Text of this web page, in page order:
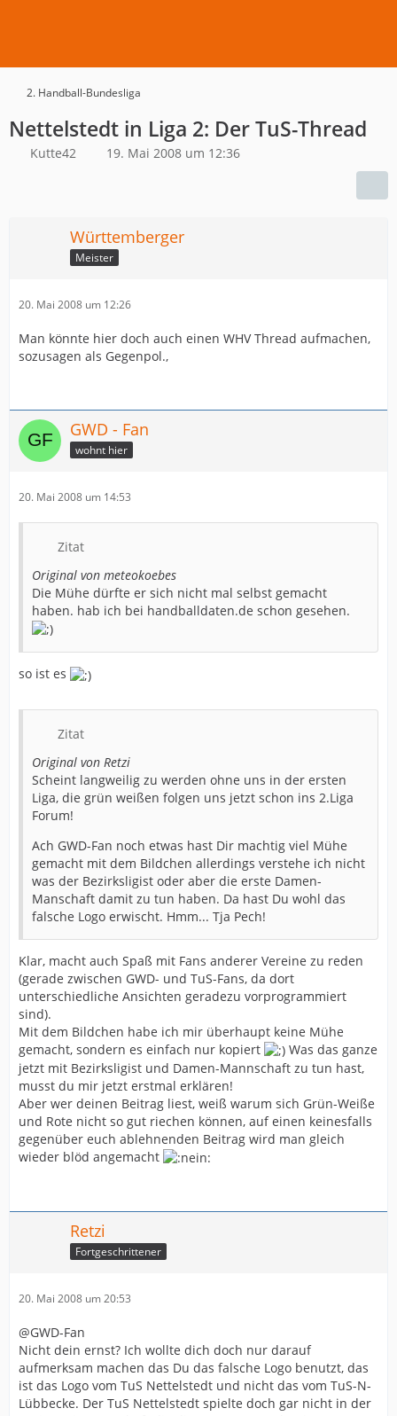
2. Handball-Bundesliga
Nettelstedt in Liga 2: Der TuS-Thread
Kutte42 19. Mai 2008 um 12:36
Württemberger
Meister
20. Mai 2008 um 12:26
Man könnte hier doch auch einen WHV Thread aufmachen,
sozusagen als Gegenpol.,
GWD - Fan
wohnt hier
20. Mai 2008 um 14:53
Zitat
Original von meteokoebes
Die Mühe dürfte er sich nicht mal selbst gemacht
haben. hab ich bei handballdaten.de schon gesehen.
so ist es
Zitat
Original von Retzi
Scheint langweilig zu werden ohne uns in der ersten
Liga, die grün weißen folgen uns jetzt schon ins 2.Liga
Forum!
Ach GWD-Fan noch etwas hast Dir machtig viel Mühe
gemacht mit dem Bildchen allerdings verstehe ich nicht
was der Bezirksligist oder aber die erste Damen-
Manschaft damit zu tun haben. Da hast Du wohl das
falsche Logo erwischt. Hmm... Tja Pech!
Klar, macht auch Spaß mit Fans anderer Vereine zu reden
(gerade zwischen GWD- und TuS-Fans, da dort
unterschiedliche Ansichten geradezu vorprogrammiert
sind).
Mit dem Bildchen habe ich mir überhaupt keine Mühe
gemacht, sondern es einfach nur kopiert
Was das ganze
jetzt mit Bezirksligist und Damen-Mannschaft zu tun hast,
musst du mir jetzt erstmal erklären!
Aber wer deinen Beitrag liest, weiß warum sich Grün-Weiße
und Rote nicht so gut riechen können, auf einen keinesfalls
gegenüber euch ablehnenden Beitrag wird man gleich
wieder blöd angemacht
Retzi
Fortgeschrittener
20. Mai 2008 um 20:53
@GWD-Fan
Nicht dein ernst? Ich wollte dich doch nur darauf
aufmerksam machen das Du das falsche Logo benutzt, das
ist das Logo vom TuS Nettelstedt und nicht das vom TuS-N-
Lübbecke. Der TuS Nettelstedt spielte doch gar nicht in der